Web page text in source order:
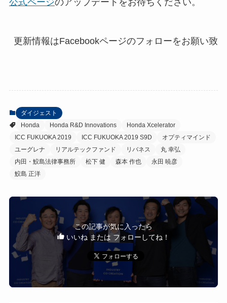
更新情報はFacebookページのフォローをお願い致
ダイジェスト
Honda
Honda R&D Innovations
Honda Xcelerator
ICC FUKUOKA 2019
ICC FUKUOKA 2019 S9D
オプティマインド
ユーグレナ
リアルテックファンド リバネス
丸 幸弘
内田・鮫島法律事務所
松下 健 森本 作也
永田 暁彦
鮫島 正洋
この記事が気に入ったら
いいね または フォローしてね！